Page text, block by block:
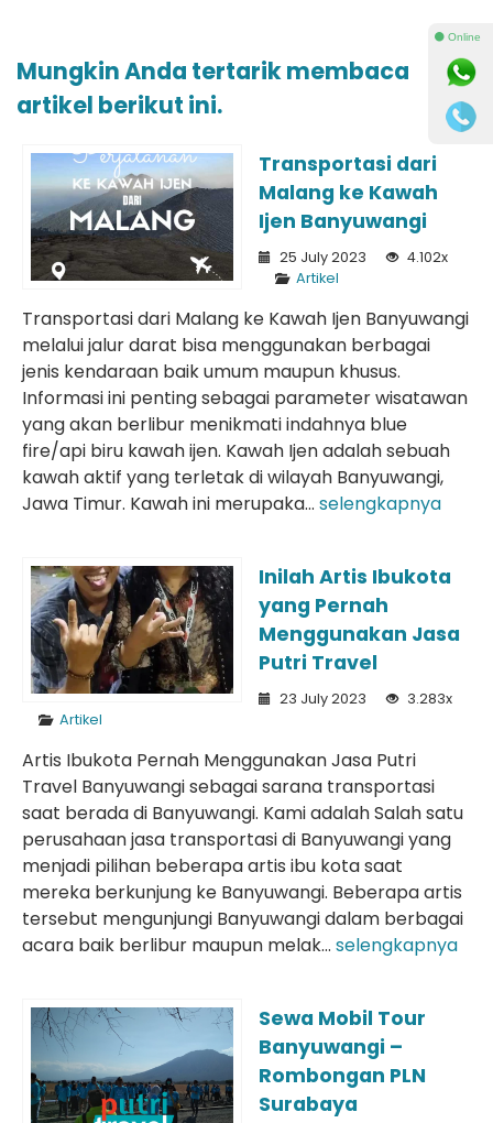
Mungkin Anda tertarik membaca
artikel berikut ini.
Transportasi dari
Malang ke Kawah
Ijen Banyuwangi
25 July 2023
4.102x
Artikel
Transportasi dari Malang ke Kawah Ijen Banyuwangi
melalui jalur darat bisa menggunakan berbagai
jenis kendaraan baik umum maupun khusus.
Informasi ini penting sebagai parameter wisatawan
yang akan berlibur menikmati indahnya blue
fire/api biru kawah ijen. Kawah Ijen adalah sebuah
kawah aktif yang terletak di wilayah Banyuwangi,
Jawa Timur. Kawah ini merupaka... selengkapnya
Inilah Artis Ibukota
yang Pernah
Menggunakan Jasa
Putri Travel
23 July 2023
3.283x
Artikel
Artis Ibukota Pernah Menggunakan Jasa Putri
Travel Banyuwangi sebagai sarana transportasi
saat berada di Banyuwangi. Kami adalah Salah satu
perusahaan jasa transportasi di Banyuwangi yang
menjadi pilihan beberapa artis ibu kota saat
mereka berkunjung ke Banyuwangi. Beberapa artis
tersebut mengunjungi Banyuwangi dalam berbagai
acara baik berlibur maupun melak... selengkapnya
Sewa Mobil Tour
Banyuwangi –
Rombongan PLN
Surabaya
⚫ Online